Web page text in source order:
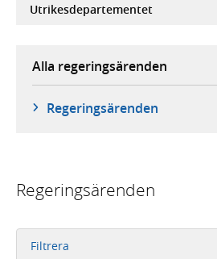
Utrikesdepartementet
Alla regeringsärenden
Regeringsärenden
Regeringsärenden
Filtrera